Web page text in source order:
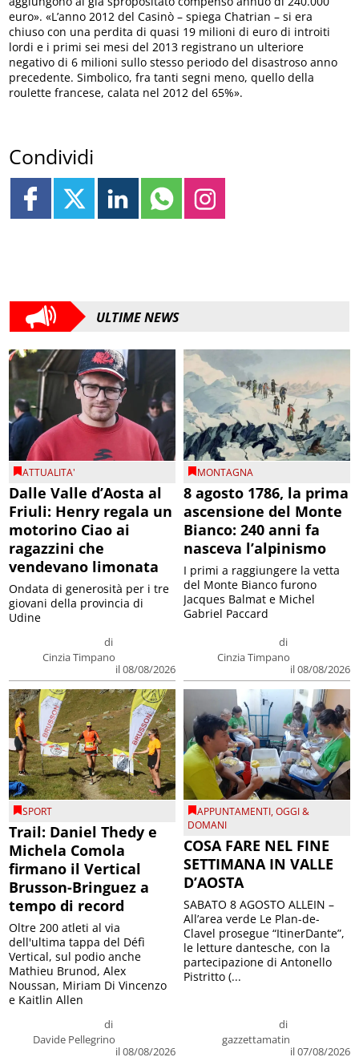
euro». «L’anno 2012 del Casinò – spiega Chatrian – si era
chiuso con una perdita di quasi 19 milioni di euro di introiti
lordi e i primi sei mesi del 2013 registrano un ulteriore
negativo di 6 milioni sullo stesso periodo del disastroso anno
precedente. Simbolico, fra tanti segni meno, quello della
roulette francese, calata nel 2012 del 65%».
Condividi
ULTIME NEWS
ATTUALITA'
Dalle Valle d’Aosta al
Friuli: Henry regala un
motorino Ciao ai
ragazzini che
vendevano limonata
di
Cinzia Timpano
il 08/08/2026
Ondata di generosità per i tre
giovani della provincia di
Udine
MONTAGNA
8 agosto 1786, la prima
ascensione del Monte
Bianco: 240 anni fa
nasceva l’alpinismo
di
Cinzia Timpano
il 08/08/2026
I primi a raggiungere la vetta
del Monte Bianco furono
Jacques Balmat e Michel
Gabriel Paccard
SPORT
Trail: Daniel Thedy e
Michela Comola
firmano il Vertical
Brusson-Bringuez a
tempo di record
di
Davide Pellegrino
il 08/08/2026
Oltre 200 atleti al via
dell'ultima tappa del Défì
Vertical, sul podio anche
Mathieu Brunod, Alex
Noussan, Miriam Di Vincenzo
e Kaitlin Allen
APPUNTAMENTI,OGGI &
DOMANI
COSA FARE NEL FINE
SETTIMANA IN VALLE
D’AOSTA
di
gazzettamatin
il 07/08/2026
SABATO 8 AGOSTO ALLEIN –
All’area verde Le Plan-de-
Clavel prosegue “ItinerDante”,
le letture dantesche, con la
partecipazione di Antonello
Pistritto (...